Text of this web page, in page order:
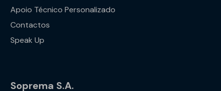
Apoio Técnico Personalizado
Contactos
Speak Up
Soprema S.A.